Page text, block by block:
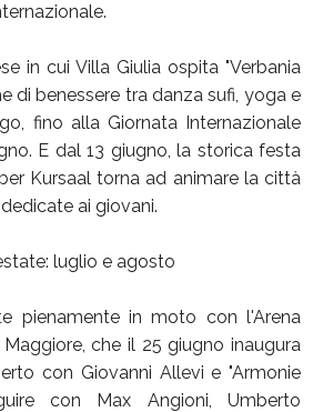
in cui Villa Giulia ospita "Verbania
di benessere tra danza sufi, yoga e
fino alla Giornata Internazionale
E dal 13 giugno, la storica festa
Kursaal torna ad animare la città
ai giovani.
luglio e agosto
pienamente in moto con l'Arena
che il 25 giugno inaugura
con Giovanni Allevi e "Armonie
con Max Angioni, Umberto